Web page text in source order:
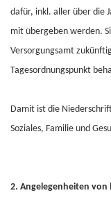
dafür, inkl. aller über die
mit übergeben werden.
Versorgungsamt
Tagesordnungspunkt
Damit ist die
Soziales, Familie und
2. Angelegenheiten